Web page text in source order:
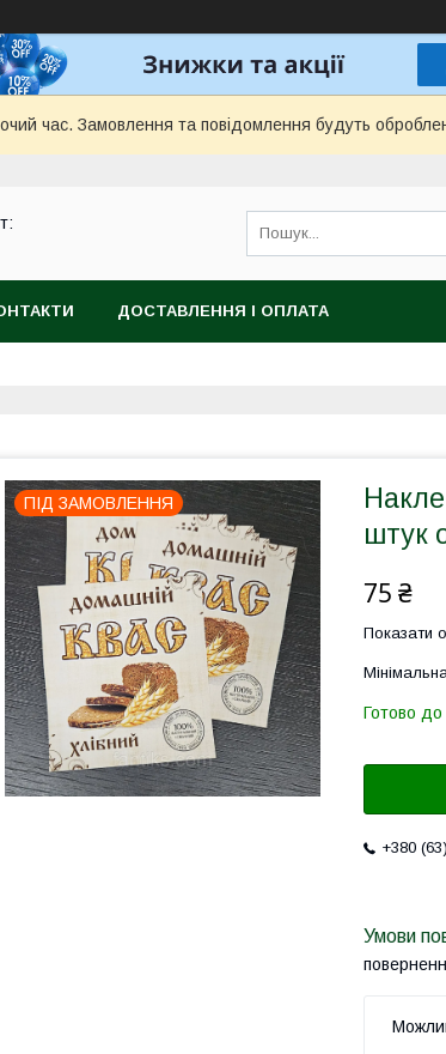
час. Замовлення та повідомлення будуть
ДОСТАВЛЕННЯ І ОПЛАТА
ПІД ЗАМОВЛЕННЯ
штук
75 ₴
Показати
Готово до
+380